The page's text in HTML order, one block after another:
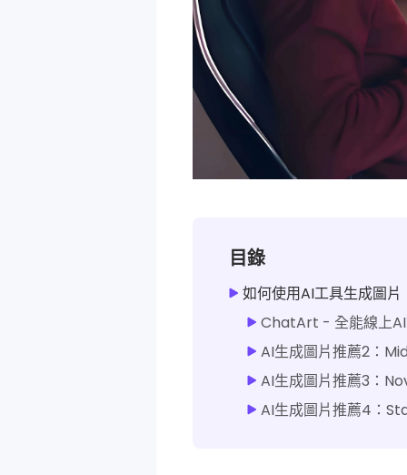
目錄
如何使用AI工具生成圖片
ChatArt - 全能線上
AI生成圖片推薦2：
AI生成圖片推薦3：
AI生成圖片推薦4：